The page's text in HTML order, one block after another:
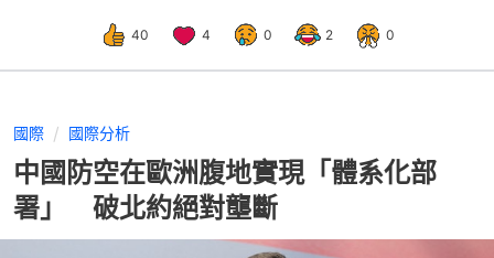
40 4 0 2 0
國際 國際分析
中國防空在歐洲腹地實現「體系化部
署」 破北約絕對壟斷